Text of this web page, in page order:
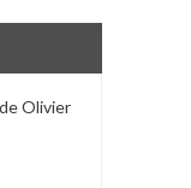
Olivier